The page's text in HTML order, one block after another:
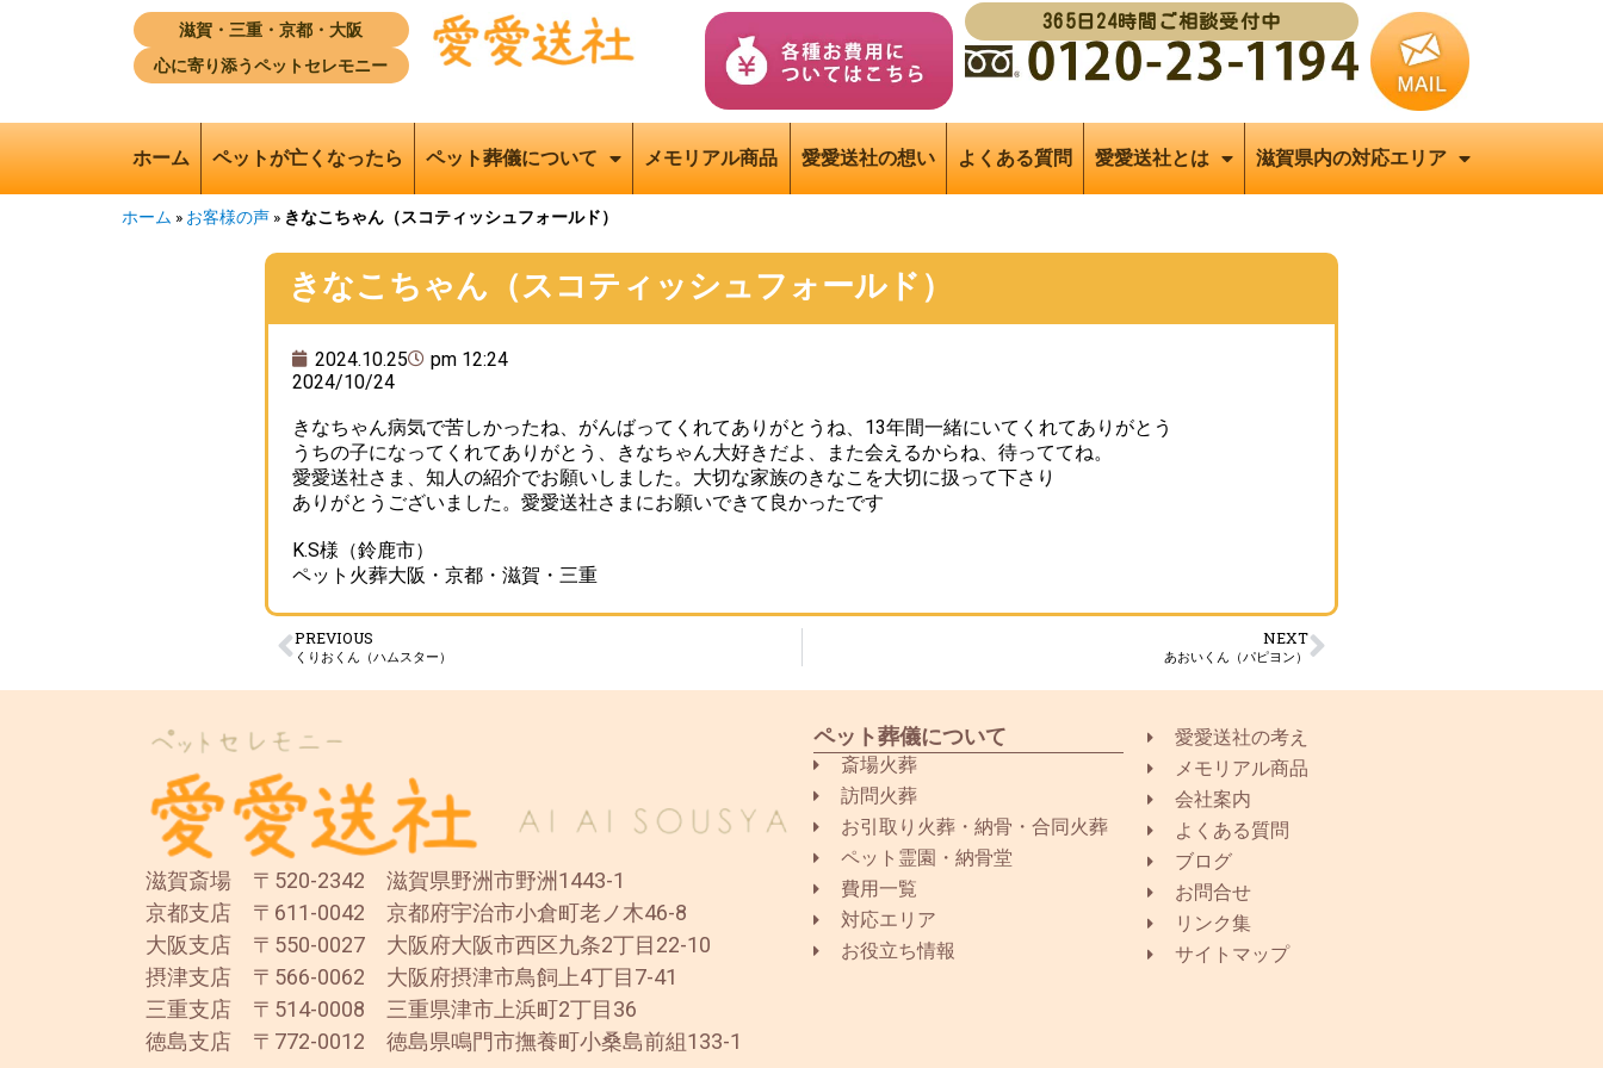
滋賀・三重・京都・大阪
心に寄り添うペットセレモニー
365日24時間ご相談受付中
ホーム ペットが亡くなったら ペット葬儀について メモリアル商品 愛愛送社の想い よくある質問 愛愛送社とは 滋賀県内の対応エリア
ホーム » お客様の声 » きなこちゃん（スコティッシュフォールド）
きなこちゃん（スコティッシュフォールド）
2024.10.25
pm 12:24
2024/10/24
きなちゃん病気で苦しかったね、がんばってくれてありがとうね、13年間一緒にいてくれてありがとう
うちの子になってくれてありがとう、きなちゃん大好きだよ、また会えるからね、待っててね。
愛愛送社さま、知人の紹介でお願いしました。大切な家族のきなこを大切に扱って下さり
ありがとうございました。愛愛送社さまにお願いできて良かったです
K.S様（鈴鹿市）
ペット火葬大阪・京都・滋賀・三重
PREVIOUS
くりおくん（ハムスター）
NEXT
あおいくん（パピヨン）
滋賀斎場 〒520-2342 滋賀県野洲市野洲1443-1
京都支店 〒611-0042 京都府宇治市小倉町老ノ木46-8
大阪支店 〒550-0027 大阪府大阪市西区九条2丁目22-10
摂津支店 〒566-0062 大阪府摂津市鳥飼上4丁目7-41
三重支店 〒514-0008 三重県津市上浜町2丁目36
徳島支店 〒772-0012 徳島県鳴門市撫養町小桑島前組133-1
ペット葬儀について
斎場火葬
訪問火葬
お引取り火葬・納骨・合同火葬
ペット霊園・納骨堂
費用一覧
対応エリア
お役立ち情報
愛愛送社の考え
メモリアル商品
会社案内
よくある質問
ブログ
お問合せ
リンク集
サイトマップ